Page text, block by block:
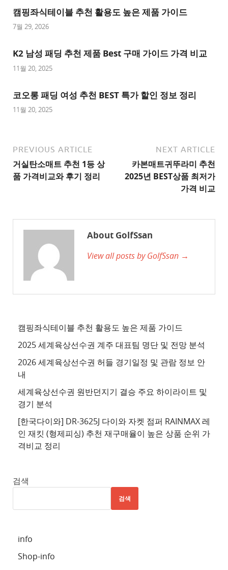
이
트
천
사
트
1
사
이
트
천
이
트
추
사
이
트
사
이
추
사
캠핑좌식테이블 추천 활용도 높은 제품 가이드
7월 29, 2026
K2 남성 패딩 추천 제품 Best 구매 가이드 가격 비교
11월 20, 2025
코오롱 패딩 여성 추천 BEST 특가 할인 정보 정리
11월 20, 2025
PREVIOUS ARTICLE
거실탄소매트 추천 1등 상
품 가격비교와 후기 정리
NEXT ARTICLE
카본매트귀뚜라미 추천
2025년 BEST상품 최저가
가격 비교
About GolfSsan
View all posts by GolfSsan →
캠핑좌식테이블 추천 활용도 높은 제품 가이드
2025 세계육상선수권 계주 대표팀 명단 및 전망 분석
2026 세계육상선수권 허들 경기일정 및 관람 정보 안
내
세계육상선수권 원반던지기 결승 주요 하이라이트 및
경기 분석
[한국다이와] DR-3625J 다이와 자켓 점퍼 RAINMAX 레
인 재킷 (형제피싱) 추천 재구매율이 높은 상품 순위 가
격비교 정리
검색
검색
info
Shop-info